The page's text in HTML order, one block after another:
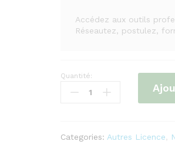
Accédez aux outils
Réseautez, postulez,
LinkedIn
Premium
An
Quantité:
Categories: Autres Licence